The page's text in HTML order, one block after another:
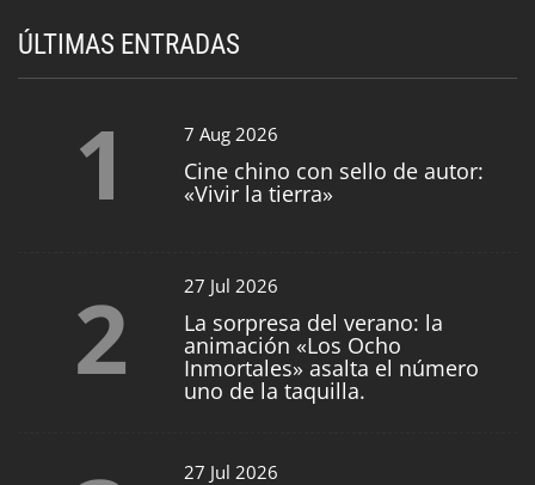
ÚLTIMAS ENTRADAS
1 7 Aug 2026
Cine chino con sello de autor:
«Vivir la tierra»
2 27 Jul 2026
La sorpresa del verano: la
animación «Los Ocho
Inmortales» asalta el número
uno de la taquilla.
27 Jul 2026